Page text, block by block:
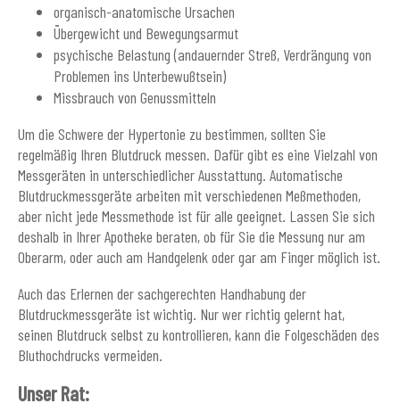
organisch-anatomische Ursachen
Übergewicht und Bewegungsarmut
psychische Belastung (andauernder Streß, Verdrängung von
Problemen ins Unterbewußtsein)
Missbrauch von Genussmitteln
Um die Schwere der Hypertonie zu bestimmen, sollten Sie
regelmäßig Ihren Blutdruck messen. Dafür gibt es eine Vielzahl von
Messgeräten in unterschiedlicher Ausstattung. Automatische
Blutdruckmessgeräte arbeiten mit verschiedenen Meßmethoden,
aber nicht jede Messmethode ist für alle geeignet. Lassen Sie sich
deshalb in Ihrer Apotheke beraten, ob für Sie die Messung nur am
Oberarm, oder auch am Handgelenk oder gar am Finger möglich ist.
Auch das Erlernen der sachgerechten Handhabung der
Blutdruckmessgeräte ist wichtig. Nur wer richtig gelernt hat,
seinen Blutdruck selbst zu kontrollieren, kann die Folgeschäden des
Bluthochdrucks vermeiden.
Unser Rat: